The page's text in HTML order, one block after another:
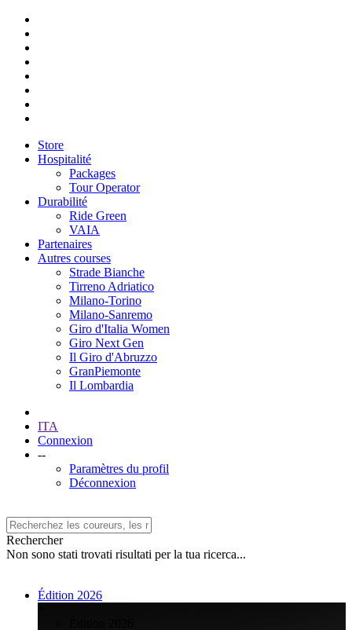
Store
Hospitalité
Packages
Tour Operator
Durabilité
Ride Green
VAIA
Partenaires
Autres courses
Strade Bianche
Tirreno Adriatico
Milano-Torino
Milano-Sanremo
Giro d'Italia Women
Giro Next Gen
Il Giro d'Abruzzo
GranPiemonte
Il Lombardia
ITA
Connexion
--
Paramètres du profil
Déconnexion
Rechercher
Non sono stati trovati risultati per la tua ricerca...
Édition 2026